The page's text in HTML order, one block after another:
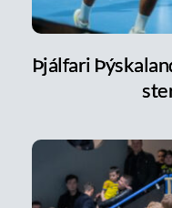
Þjálfari